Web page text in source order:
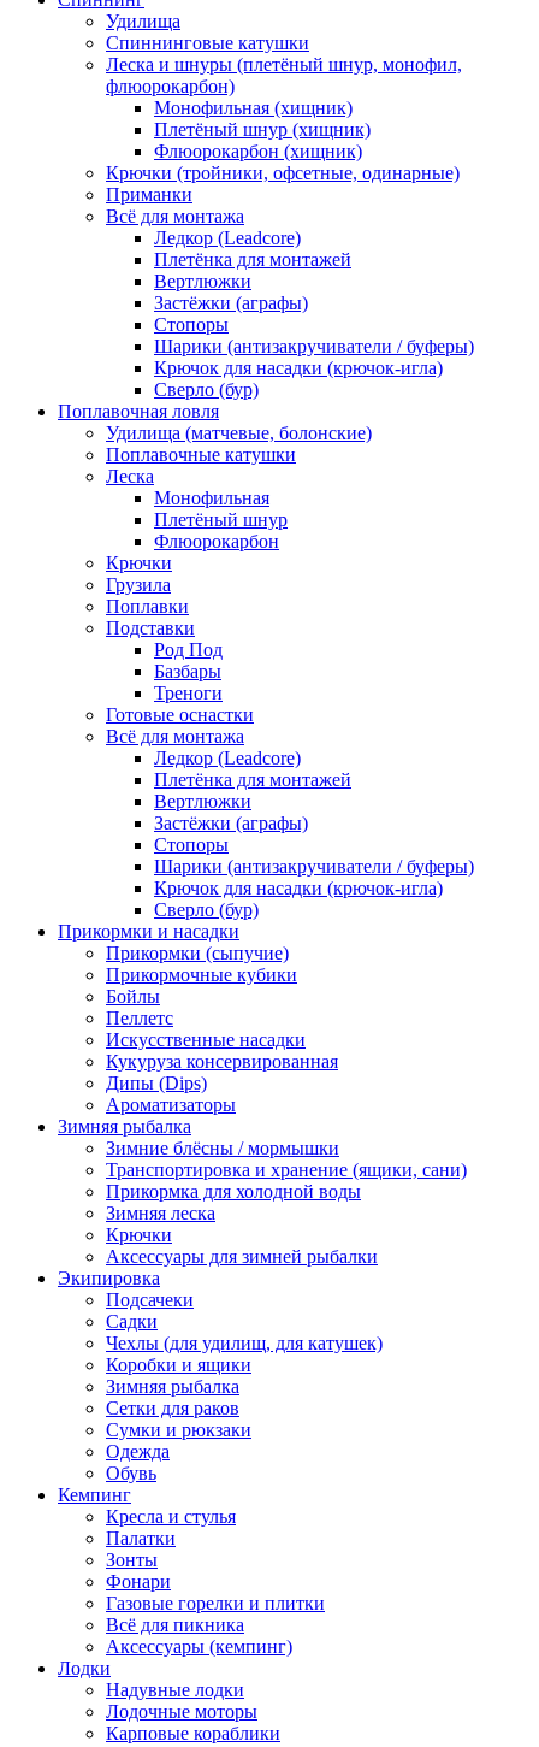
Удилища
Спиннинговые катушки
Леска и шнуры (плетёный шнур, монофил,
флюорокарбон)
Монофильная (хищник)
Плетёный шнур (хищник)
Флюорокарбон (хищник)
Крючки (тройники, офсетные, одинарные)
Приманки
Всё для монтажа
Ледкор (Leadcore)
Плетёнка для монтажей
Вертлюжки
Застёжки (аграфы)
Стопоры
Шарики (антизакручиватели / буферы)
Крючок для насадки (крючок-игла)
Сверло (бур)
Поплавочная ловля
Удилища (матчевые, болонские)
Поплавочные катушки
Леска
Монофильная
Плетёный шнур
Флюорокарбон
Крючки
Грузила
Поплавки
Подставки
Род Под
Базбары
Треноги
Готовые оснастки
Всё для монтажа
Ледкор (Leadcore)
Плетёнка для монтажей
Вертлюжки
Застёжки (аграфы)
Стопоры
Шарики (антизакручиватели / буферы)
Крючок для насадки (крючок-игла)
Сверло (бур)
Прикормки и насадки
Прикормки (сыпучие)
Прикормочные кубики
Бойлы
Пеллетс
Искусственные насадки
Кукуруза консервированная
Дипы (Dips)
Ароматизаторы
Зимняя рыбалка
Зимние блёсны / мормышки
Транспортировка и хранение (ящики, сани)
Прикормка для холодной воды
Зимняя леска
Крючки
Аксессуары для зимней рыбалки
Экипировка
Подсачеки
Садки
Чехлы (для удилищ, для катушек)
Коробки и ящики
Зимняя рыбалка
Сетки для раков
Сумки и рюкзаки
Одежда
Обувь
Кемпинг
Кресла и стулья
Палатки
Зонты
Фонари
Газовые горелки и плитки
Всё для пикника
Аксессуары (кемпинг)
Лодки
Надувные лодки
Лодочные моторы
Карповые кораблики